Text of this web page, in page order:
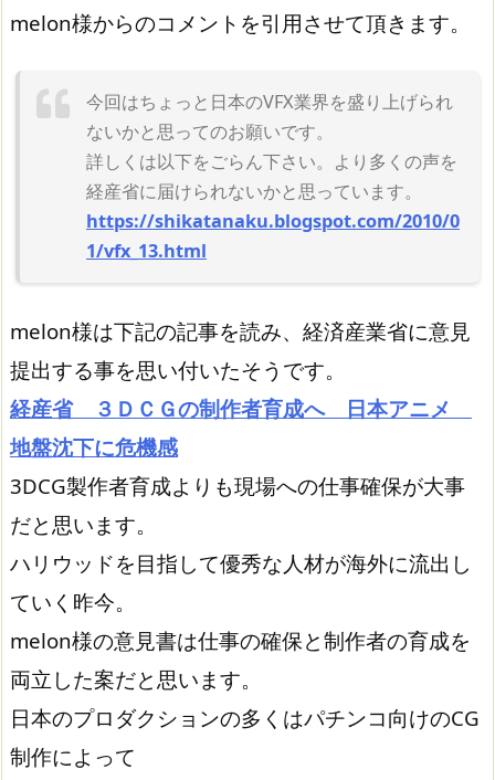
melon様からのコメントを引用させて頂きます。
今回はちょっと日本のVFX業界を盛り上げられ
ないかと思ってのお願いです。
詳しくは以下をごらん下さい。より多くの声を
経産省に届けられないかと思っています。
https://shikatanaku.blogspot.com/2010/0
1/vfx_13.html
melon様は下記の記事を読み、経済産業省に意見
提出する事を思い付いたそうです。
経産省 ３ＤＣＧの制作者育成へ 日本アニメ
地盤沈下に危機感
3DCG製作者育成よりも現場への仕事確保が大事
だと思います。
ハリウッドを目指して優秀な人材が海外に流出し
ていく昨今。
melon様の意見書は仕事の確保と制作者の育成を
両立した案だと思います。
日本のプロダクションの多くはパチンコ向けのCG
制作によって